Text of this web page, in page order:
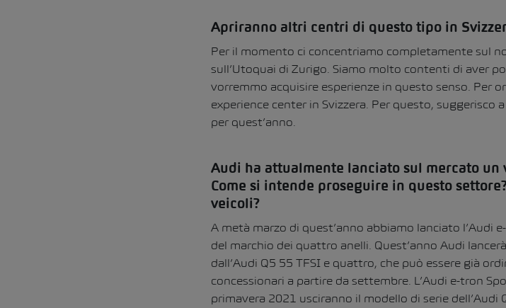
Apriranno altri centri di questo tipo in
Per il momento ci concentriamo completamente sul
sull’Utoquai di Zurigo. Siamo molto contenti di aver
vorremmo acquisire esperienze in questo senso. Per
experience center in Svizzera. Per questo,
per quest’anno.
Audi ha attualmente lanciato sul mercato
Come si intende proseguire in questo
veicoli?
A metà marzo di quest’anno abbiamo lanciato
del marchio dei quattro anelli. Quest’anno Audi
dall’Audi Q5 55 TFSI e quattro, che può essere già
concessionari a partire da settembre. L’Audi e-tron
primavera 2021 usciranno il modello di serie dell’Audi